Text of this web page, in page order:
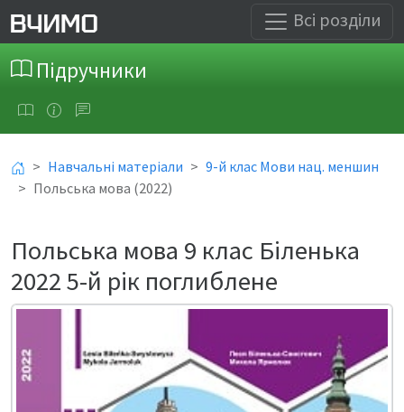
Всі розділи
Підручники
Навчальні матеріали
9-й клас Мови нац. меншин
Польська мова (2022)
Польська мова 9 клас Біленька
2022 5-й рік поглиблене